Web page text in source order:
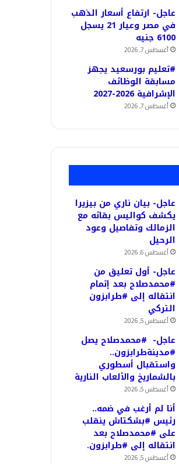
عاجل- ارتفاع أسعار الذهب
في مصر وعيار 21 يسجل
6100 جنيه
أغسطس 7, 2026
#تعليم بورسعيد يجهز
مسابقة الوظائف
الإشرافية 2026-2027
أغسطس 7, 2026
عاجل- بيان ناري من بيزيرا
يكشف كواليس بقائه مع
الزمالك وتفاصيل وعود
الرحيل
أغسطس 6, 2026
عاجل- أول تعليق من
#محمدصلاح بعد إتمام
انتقاله إلى #طرابزون
التركي
أغسطس 5, 2026
عاجل- #محمدصلاح يصل
#مدينةطرابزون..
واستقبال أسطوري
بالشماريخ والألعاب النارية
أغسطس 5, 2026
أنا لم أرغب في ضمه..
رئيس #بشكتاش ينقلب
على #محمدصلاح بعد
انتقاله إلى #طرابزون.
أغسطس 5, 2026